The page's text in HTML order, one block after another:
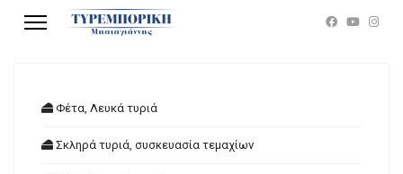
Φέτα, Λευκά τυριά
Σκληρά τυριά, συσκευασία τεμαχίων